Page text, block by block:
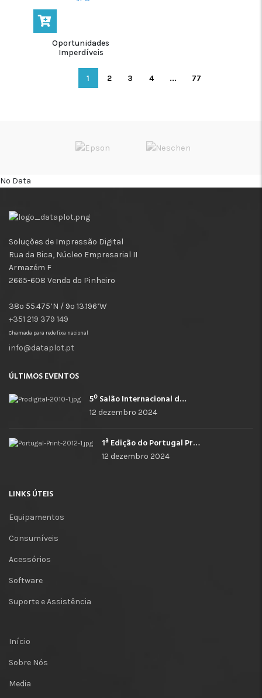
Oportunidades
Imperdíveis
1 2 3 4 ... 77
No Data
Soluções de Impressão Digital
Rua da Bica, Núcleo Empresarial II
Armazém F
2665-608 Venda do Pinheiro
38º 55.475’N / 9º 13.196’W
+351 219 379 149
Chamada para rede fixa nacional
info@dataplot.pt
ÚLTIMOS EVENTOS
5º Salão Internacional de Impressão, Imagem, Comunicação Digital e Têxtil Promocional
12 dezembro 2024
1ª Edição do Portugal Print
12 dezembro 2024
LINKS ÚTEIS
Equipamentos
Consumíveis
Acessórios
Software
Suporte e Assistência
Início
Sobre Nós
Media